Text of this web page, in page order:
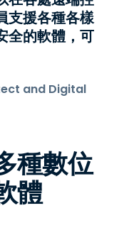
支援各種各樣
全的軟體，可
and Digital
種數位
體